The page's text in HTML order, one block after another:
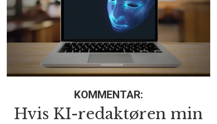
KOMMENTAR:
Hvis KI-redaktøren min